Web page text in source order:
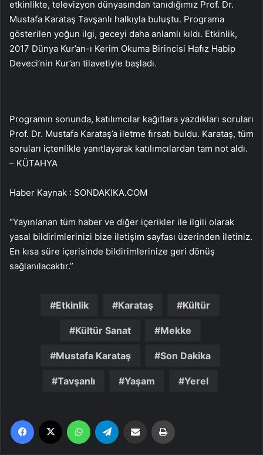
etkinlikte, televizyon dünyasından tanıdığımız Prof. Dr.
Mustafa Karataş Tavşanlı halkıyla buluştu. Programa
gösterilen yoğun ilgi, geceyi daha anlamlı kıldı. Etkinlik,
2017 Dünya Kur’an-ı Kerim Okuma Birincisi Hafız Habip
Deveci’nin Kur’an tilavetiyle başladı.
Programın sonunda, katılımcılar kağıtlara yazdıkları soruları
Prof. Dr. Mustafa Karataş’a iletme fırsatı buldu. Karataş, tüm
soruları içtenlikle yanıtlayarak katılımcılardan tam not aldı.
– KÜTAHYA
Haber Kaynak : SONDAKIKA.COM
“Yayınlanan tüm haber ve diğer içerikler ile ilgili olarak
yasal bildirimlerinizi bize iletişim sayfası üzerinden iletiniz.
En kısa süre içerisinde bildirimlerinize geri dönüş
sağlanılacaktır.”
Etkinlik Karataş Kültür
Kültür Sanat Mekke
Mustafa Karataş Son Dakika
Tavşanlı Yaşam Yerel
Facebook WhatsApp Email'den paylaş